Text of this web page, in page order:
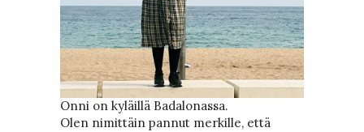
Onni on kyläillä Badalonassa.
Olen nimittäin pannut merkille, että